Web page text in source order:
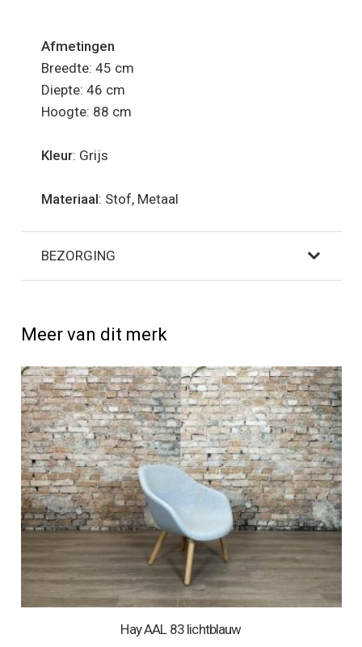
Afmetingen
Breedte: 45 cm
Diepte: 46 cm
Hoogte: 88 cm
Kleur: Grijs
Materiaal: Stof, Metaal
BEZORGING
Meer van dit merk
Hay AAL 83 lichtblauw